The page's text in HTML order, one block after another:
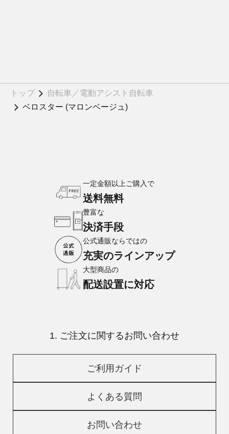
トップ
自転車／電動アシスト自転車
ベロスター (マロンベージュ)
一定金額以上ご購入で
送料無料
豊富な
決済手段
公式通販ならではの
充実のラインアップ
大型商品の
配送設置に対応
1. ご注文に関するお問い合わせ
ご利用ガイド
よくある質問
お問い合わせ